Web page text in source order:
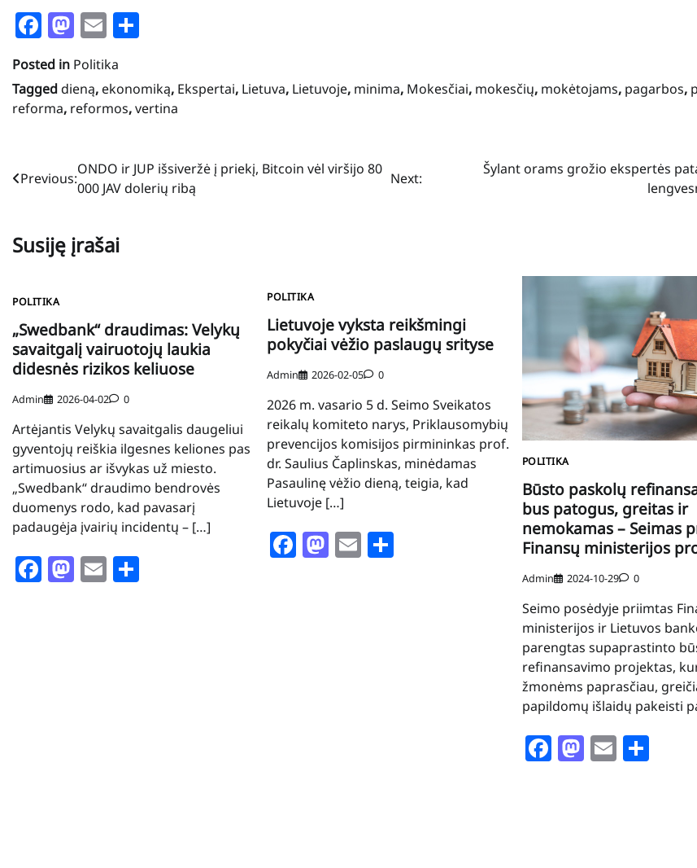
Facebook
Mastodon
Email
Posted in Politika
Taggeddieną, ekonomiką, Ekspertai, Lietuva, Lietuvoje, minima, Mokesčiai, mokesčių, mokėtojams, pagarbos,
reforma, reformos,vertina
Navigacija
įrašų
Previous:
ONDO ir JUP išsiveržė į priekį, Bitcoin vėl viršijo 80
000 JAV dolerių ribą
Next:
Šylant orams grožio ekspertės
Susiję įrašai
POLITIKA
„Swedbank“ draudimas: Velykų
savaitgalį vairuotojų laukia
didesnės rizikos keliuose
Admin 2026-04-02 0
Artėjantis Velykų savaitgalis daugeliui
gyventojų reiškia ilgesnes keliones pas
artimuosius ar išvykas už miesto.
„Swedbank“ draudimo bendrovės
duomenys rodo, kad pavasarį
padaugėja įvairių incidentų – […]
Facebook
Mastodon
Email
POLITIKA
Lietuvoje vyksta reikšmingi
pokyčiai vėžio paslaugų srityse
Admin 2026-02-05 0
2026 m. vasario 5 d. Seimo Sveikatos
reikalų komiteto narys, Priklausomybių
prevencijos komisijos pirmininkas prof.
dr. Saulius Čaplinskas, minėdamas
Pasaulinę vėžio dieną, teigia, kad
Lietuvoje […]
Facebook
Mastodon
Email
POLITIKA
Būsto paskolų
bus patogus, greitas ir
nemokamas – Seimas
Finansų ministerijos
Admin 2024-10-29 0
Seimo posėdyje priimtas
ministerijos ir Lietuvos
parengtas supaprastinto
refinansavimo projektas,
žmonėms paprasčiau,
papildomų išlaidų pakeisti
Facebook
Mastodon
Email